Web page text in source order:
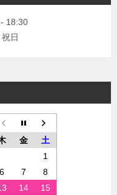
18:30
日
金
土
1
6 7
8
14
15